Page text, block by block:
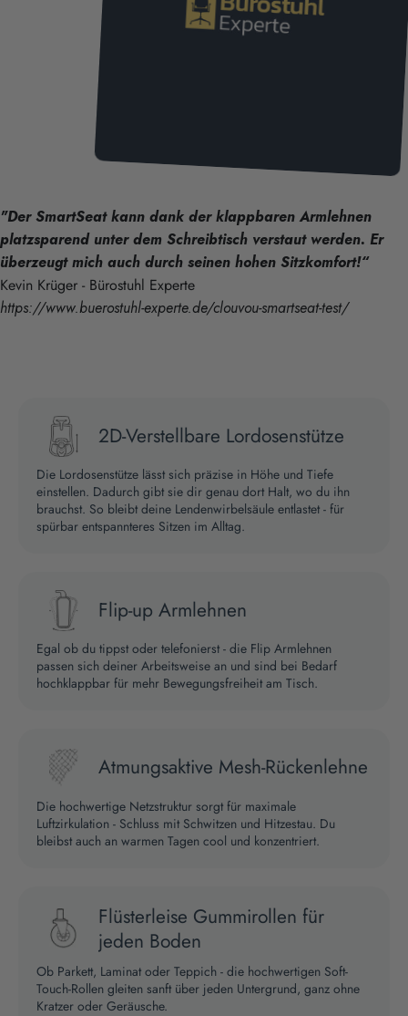
"Der SmartSeat kann dank der klappbaren Armlehnen
platzsparend unter dem Schreibtisch verstaut werden. Er
überzeugt mich auch durch seinen hohen Sitzkomfort!“
Kevin Krüger - Bürostuhl Experte
https://www.buerostuhl-experte.de/clouvou-smartseat-test/
2D-Verstellbare Lordosenstütze
Die Lordosenstütze lässt sich präzise in Höhe und Tiefe
einstellen. Dadurch gibt sie dir genau dort Halt, wo du ihn
brauchst. So bleibt deine Lendenwirbelsäule entlastet - für
spürbar entspannteres Sitzen im Alltag.
Flip-up Armlehnen
Egal ob du tippst oder telefonierst - die Flip Armlehnen
passen sich deiner Arbeitsweise an und sind bei Bedarf
hochklappbar für mehr Bewegungsfreiheit am Tisch.
Atmungsaktive Mesh-Rückenlehne
Die hochwertige Netzstruktur sorgt für maximale
Luftzirkulation - Schluss mit Schwitzen und Hitzestau. Du
bleibst auch an warmen Tagen cool und konzentriert.
Flüsterleise Gummirollen für
jeden Boden
Ob Parkett, Laminat oder Teppich - die hochwertigen Soft-
Touch-Rollen gleiten sanft über jeden Untergrund, ganz ohne
Kratzer oder Geräusche.